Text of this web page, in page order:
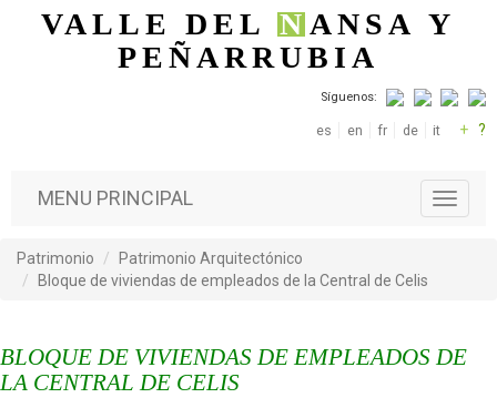
Pasar al contenido principal
VALLE DELNANSA Y
PEÑARRUBIA
Síguenos:
es en fr de it + ?
T
o
a
MENU PRINCIPAL
Patrimonio
Patrimonio Arquitectónico
Bloque de viviendas de empleados de la Central de Celis
BLOQUE DE VIVIENDAS DE EMPLEADOS DE
LA CENTRAL DE CELIS